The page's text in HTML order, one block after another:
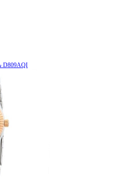
ساعة معصم متی تیسوت الطراز D809AQI